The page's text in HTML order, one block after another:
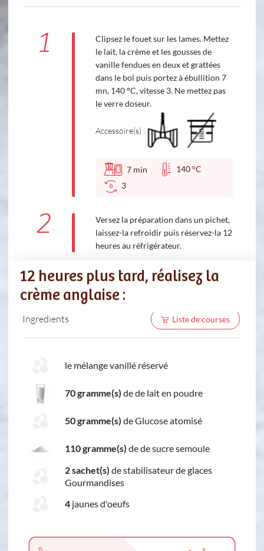
1
Clipsez le fouet sur les lames. Mettez
le lait, la crème et les gousses de
vanille fendues en deux et grattées
dans le bol puis portez à ébullition 7
mn, 140 °C, vitesse 3. Ne mettez pas
le verre doseur.
Accessoire(s) :
7 min
140 °C
3
2
Versez la préparation dans un pichet,
laissez-la refroidir puis réservez-la 12
heures au réfrigérateur.
12 heures plus tard, réalisez la
crème anglaise :
Ingredients Liste de courses
le mélange vanillé réservé
70 gramme(s) de de lait en poudre
50 gramme(s) de Glucose atomisé
110 gramme(s) de de sucre semoule
2 sachet(s) de stabilisateur de glaces
Gourmandises
4 jaunes d'oeufs